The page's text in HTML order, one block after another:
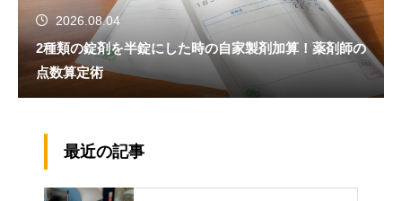
2026.08.04
2種類の錠剤を半錠にした時の自家製剤加算！薬剤師の
点数算定術
最近の記事